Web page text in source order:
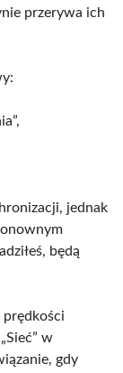
przerywa ich
jednak
będą
prędkości
w
gdy